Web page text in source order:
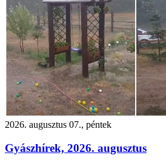
2026. augusztus 07., péntek
Gyászhírek, 2026. augusztus